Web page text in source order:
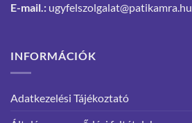
E-mail.: ugyfelszolgalat@patikamra.hu
INFORMÁCIÓK
Adatkezelési Tájékoztató